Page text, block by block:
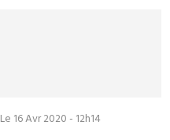
Le 16 Avr 2020 - 12h14